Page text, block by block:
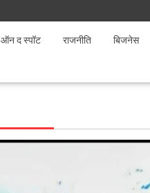
ऑन द स्पॉट राजनीति बिजनेस